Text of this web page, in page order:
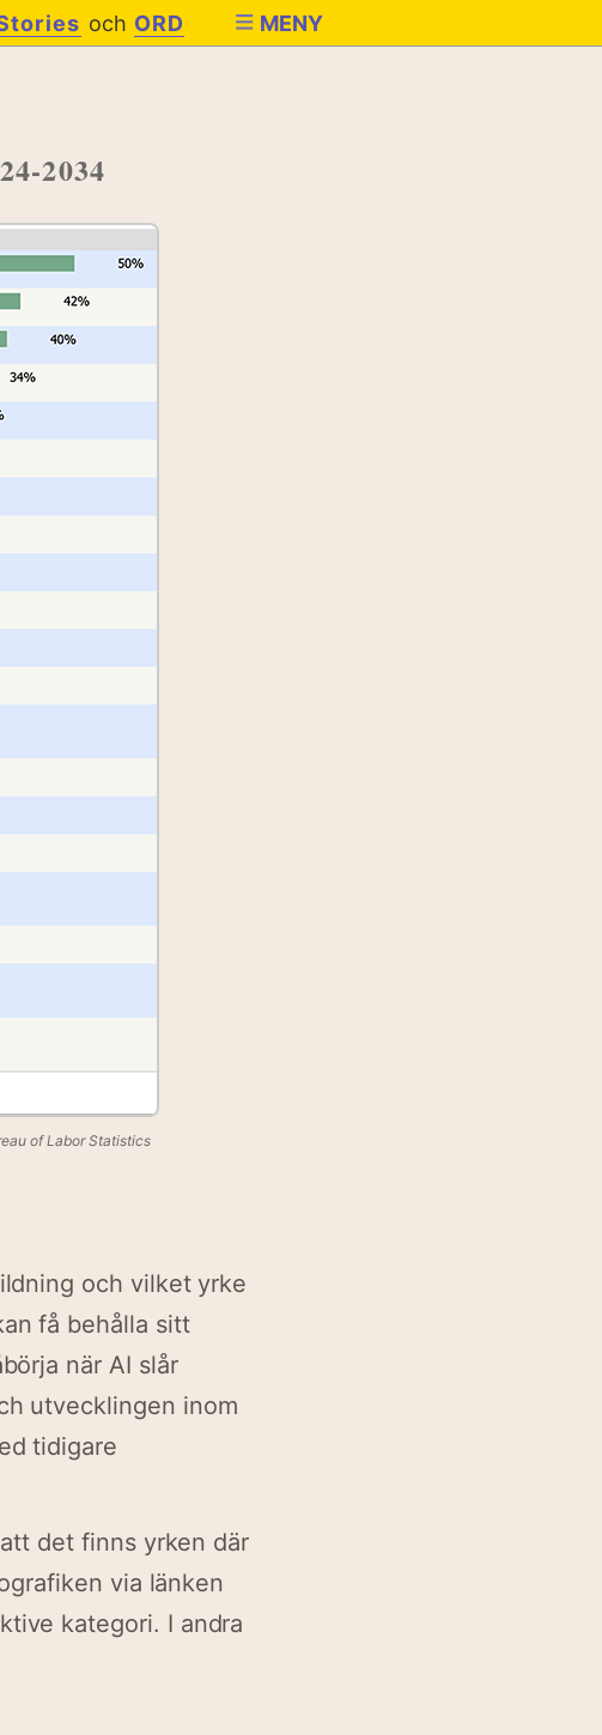
och ORD MENY
2034
of Labor Statistics
och vilket yrke
få behålla sitt
när AI slår
utvecklingen inom
tidigare
det finns yrken där
via länken
kategori. I andra